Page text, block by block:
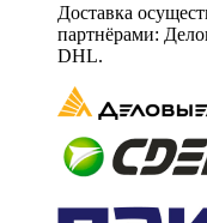
Доставка
партнёрами:
DHL.